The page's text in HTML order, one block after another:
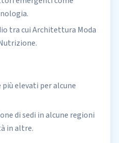
tra cui Architettura Moda
elevati per alcune
di sedi in alcune regioni
in altre.